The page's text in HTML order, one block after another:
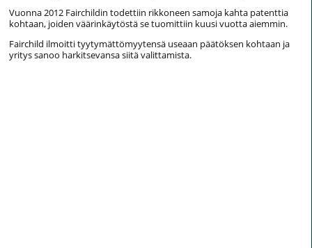
Vuonna 2012 Fairchildin todettiin rikkoneen samoja kahta patenttia
kohtaan, joiden väärinkäytöstä se tuomittiin kuusi vuotta aiemmin.
Fairchild ilmoitti tyytymättömyytensä useaan päätöksen kohtaan ja
yritys sanoo harkitsevansa siitä valittamista.